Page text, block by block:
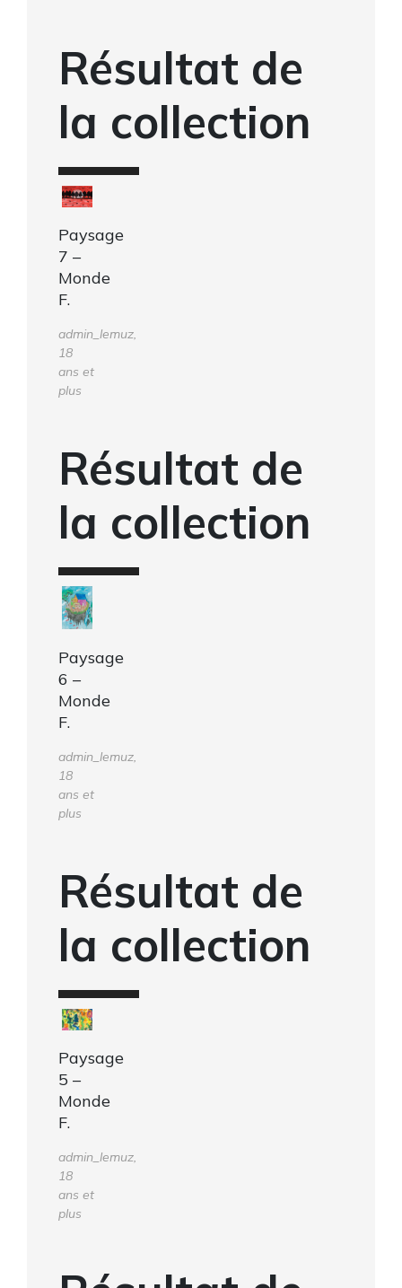
Résultat de
la collection
Paysage
7 –
Monde
F.
admin_lemuz,
18
ans et
plus
Résultat de
la collection
Paysage
6 –
Monde
F.
admin_lemuz,
18
ans et
plus
Résultat de
la collection
Paysage
5 –
Monde
F.
admin_lemuz,
18
ans et
plus